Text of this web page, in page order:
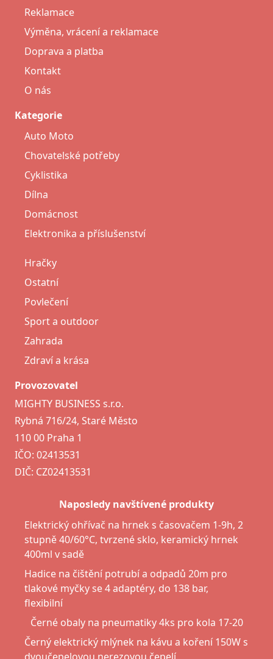
Reklamace
Výměna, vrácení a reklamace
Doprava a platba
Kontakt
O nás
Kategorie
Auto Moto
Chovatelské potřeby
Cyklistika
Dílna
Domácnost
Elektronika a příslušenství
Hračky
Ostatní
Povlečení
Sport a outdoor
Zahrada
Zdraví a krása
Provozovatel
MIGHTY BUSINESS s.r.o.
Rybná 716/24, Staré Město
110 00 Praha 1
IČO: 02413531
DIČ: CZ02413531
Naposledy navštívené produkty
Elektrický ohřívač na hrnek s časovačem 1-9h, 2
stupně 40/60°C, tvrzené sklo, keramický hrnek
400ml v sadě
Hadice na čištění potrubí a odpadů 20m pro
tlakové myčky se 4 adaptéry, do 138 bar,
flexibilní
Černé obaly na pneumatiky 4ks pro kola 17-20
Černý elektrický mlýnek na kávu a koření 150W s